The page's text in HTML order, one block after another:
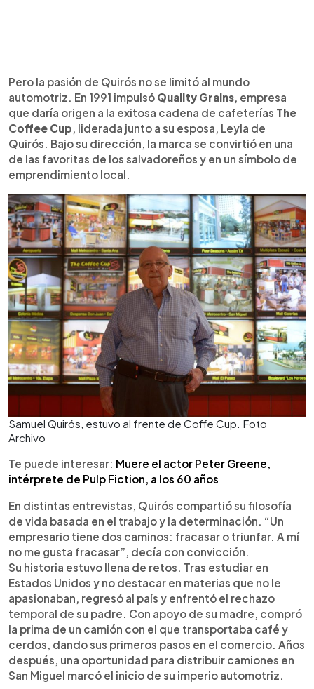
Pero la pasión de Quirós no se limitó al mundo
automotriz. En 1991 impulsó Quality Grains, empresa
que daría origen a la exitosa cadena de cafeterías The
Coffee Cup, liderada junto a su esposa, Leyla de
Quirós. Bajo su dirección, la marca se convirtió en una
de las favoritas de los salvadoreños y en un símbolo de
emprendimiento local.
Samuel Quirós, estuvo al frente de Coffe Cup. Foto
Archivo
Te puede interesar: Muere el actor Peter Greene,
intérprete de Pulp Fiction, a los 60 años
En distintas entrevistas, Quirós compartió su filosofía
de vida basada en el trabajo y la determinación. “Un
empresario tiene dos caminos: fracasar o triunfar. A mí
no me gusta fracasar”, decía con convicción.
Su historia estuvo llena de retos. Tras estudiar en
Estados Unidos y no destacar en materias que no le
apasionaban, regresó al país y enfrentó el rechazo
temporal de su padre. Con apoyo de su madre, compró
la prima de un camión con el que transportaba café y
cerdos, dando sus primeros pasos en el comercio. Años
después, una oportunidad para distribuir camiones en
San Miguel marcó el inicio de su imperio automotriz.